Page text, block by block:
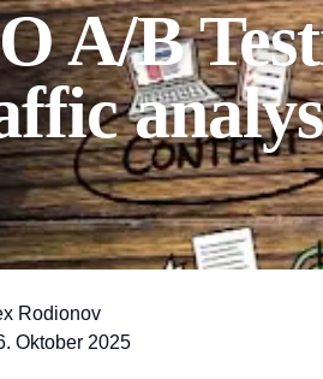
A/B
Rodionov
Oktober 2025